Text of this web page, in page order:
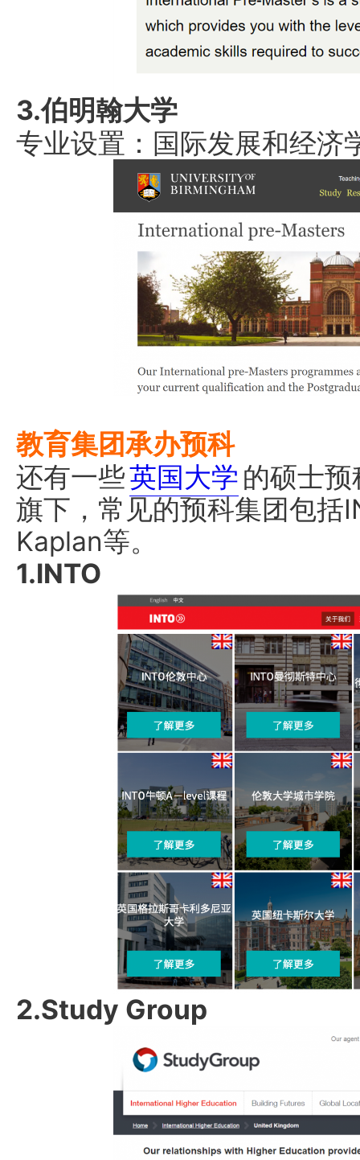
3.伯明翰大学
专业设置：国际发展和经济
教育集团承办预科
还有一些英国大学 的硕士
旗下，常见的预科集团包括
Kaplan等。
1.INTO
2.Study Group